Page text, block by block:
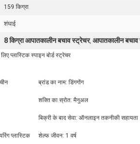
159 किग्रा
शंघाई
8 किग्रा आपातकालीन बचाव स्ट्रेचर, आपातकालीन बचाव
प्लास्टिक स्पाइन बोर्ड स्ट्रेचर
ब्रांड का नाम: डिंगगोंग
शक्ति का स्रोत: मैनुअल
बिक्री के बाद सेवा: ऑनलाइन तकनीकी सहायता
प्लास्टिक शेल्फ जीवन: 1 वर्ष